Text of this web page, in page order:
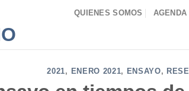
QUIENES SOMOS AGENDA
2021, ENERO 2021, ENSAYO,